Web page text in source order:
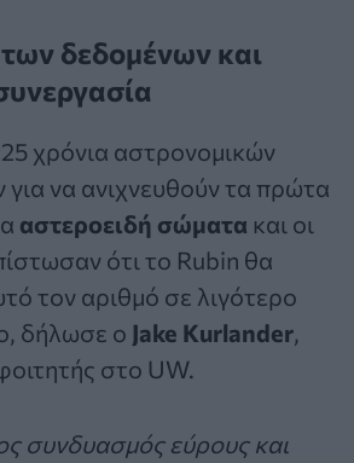
δεδομένων και
χρόνια αστρονομικών
να ανιχνευθούν τα πρώτα
αστεροειδή σώματα και οι
ότι το Rubin θα
τον αριθμό σε λιγότερο
δήλωσε ο Jake Kurlander,
στο UW.
συνδυασμός εύρους και